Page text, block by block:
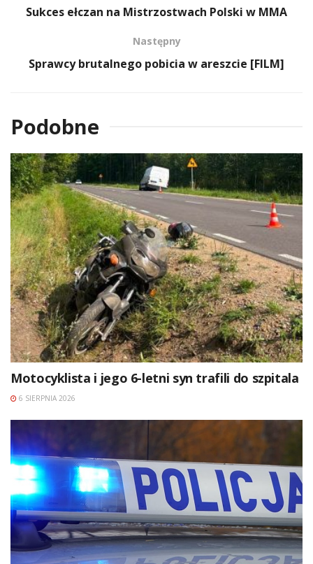
Sukces ełczan na Mistrzostwach Polski w MMA
Następny
Sprawcy brutalnego pobicia w areszcie [FILM]
Podobne
Motocyklista i jego 6-letni syn trafili do szpitala
6 SIERPNIA 2026